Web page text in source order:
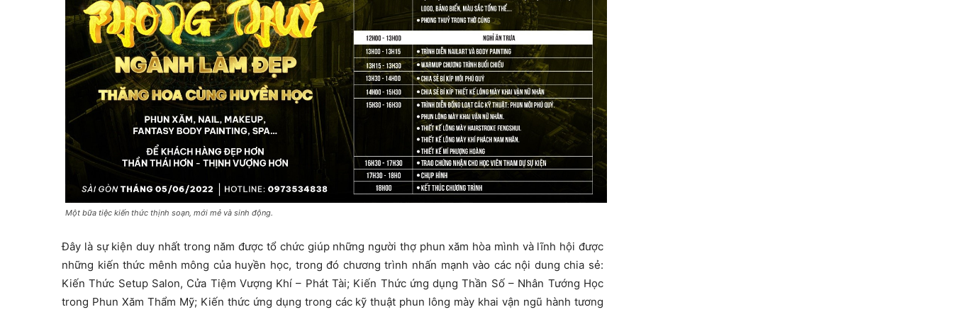
Một bữa tiệc kiến thức thịnh soạn, mới mẻ và sinh động.
Đây là sự kiện duy nhất trong năm được tổ chức giúp những người thợ phun xăm hòa mình và lĩnh hội được
những kiến thức mênh mông của huyền học, trong đó chương trình nhấn mạnh vào các nội dung chia sẻ:
Kiến Thức Setup Salon, Cửa Tiệm Vượng Khí – Phát Tài; Kiến Thức ứng dụng Thần Số – Nhân Tướng Học
trong Phun Xăm Thẩm Mỹ; Kiến thức ứng dụng trong các kỹ thuật phun lông mày khai vận ngũ hành tương